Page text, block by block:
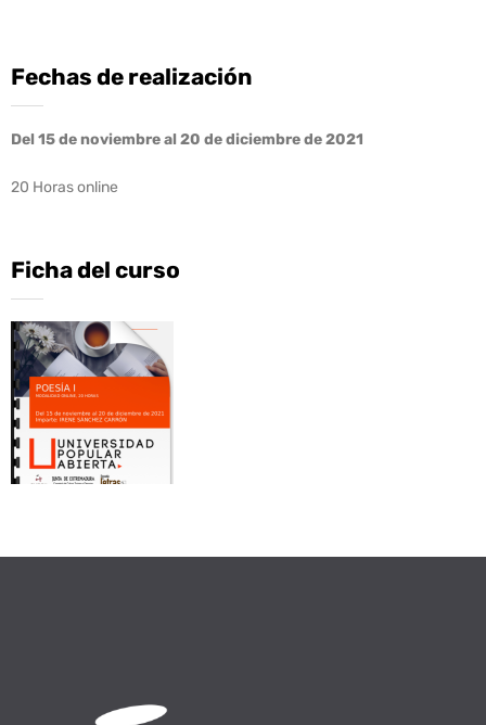
Fechas de realización
Del 15 de noviembre al 20 de diciembre de 2021
20 Horas online
Ficha del curso